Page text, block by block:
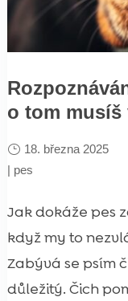
o tom musíš
18. března 2025
| pes
Jak dokáže pes
když my to
Zabývá se psím
důležitý. Čich